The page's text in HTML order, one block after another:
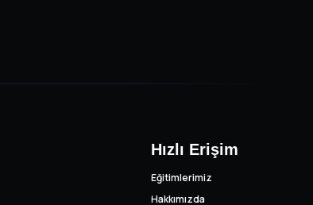
Eğitimlerimiz
Hakkımızda
Hızlı Erişim